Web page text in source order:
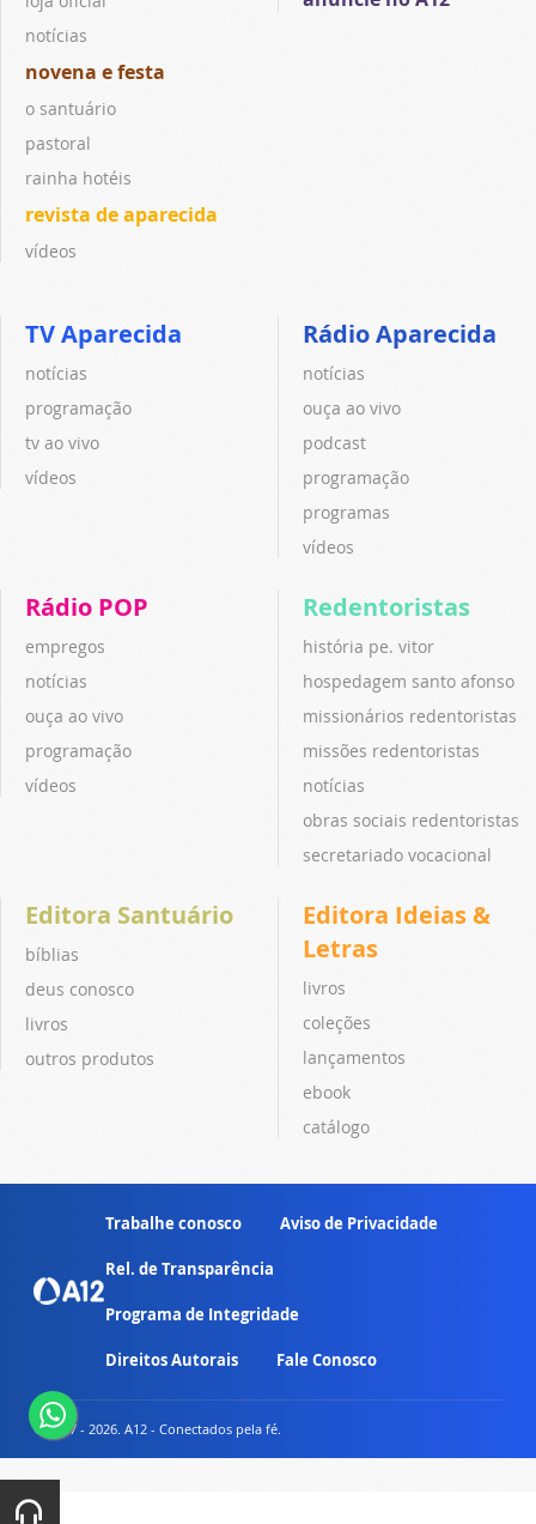
notícias
novena e festa
o santuário
pastoral
rainha hotéis
revista de aparecida
vídeos
TV Aparecida
notícias
programação
tv ao vivo
vídeos
Rádio Aparecida
notícias
ouça ao vivo
podcast
programação
programas
vídeos
Rádio POP
empregos
notícias
ouça ao vivo
programação
vídeos
Redentoristas
história pe. vitor
hospedagem santo afonso
missionários redentoristas
missões redentoristas
notícias
obras sociais redentoristas
secretariado vocacional
Editora Santuário
bíblias
deus conosco
livros
outros produtos
Editora Ideias &
Letras
livros
coleções
lançamentos
ebook
catálogo
Trabalhe conosco Aviso de Privacidade
Rel. de Transparência
Programa de Integridade
Direitos Autorais Fale Conosco
© 2007 - 2026. A12 - Conectados pela fé.